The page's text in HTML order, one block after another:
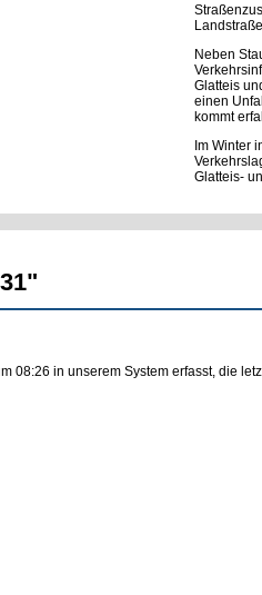
Neben
Glatteis
einen
kommt
Im Winter
Glatteis-
08:26 in unserem System erfasst, die